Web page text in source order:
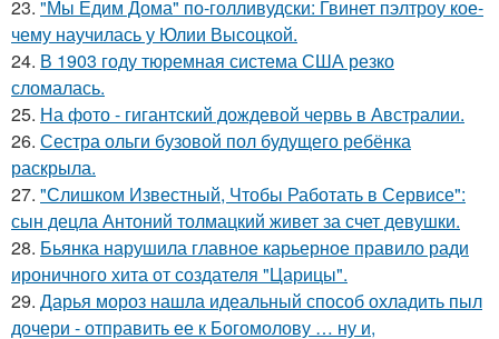
23. "Мы Едим Дома" по-голливудски: Гвинет пэлтроу кое-
чему научилась у Юлии Высоцкой.
24. В 1903 году тюремная система США резко
сломалась.
25. На фото - гигантский дождевой червь в Австралии.
26. Сестра ольги бузовой пол будущего ребёнка
раскрыла.
27. "Слишком Известный, Чтобы Работать в Сервисе":
сын децла Антоний толмацкий живет за счет девушки.
28. Бьянка нарушила главное карьерное правило ради
ироничного хита от создателя "Царицы".
29. Дарья мороз нашла идеальный способ охладить пыл
дочери - отправить ее к Богомолову … ну и,